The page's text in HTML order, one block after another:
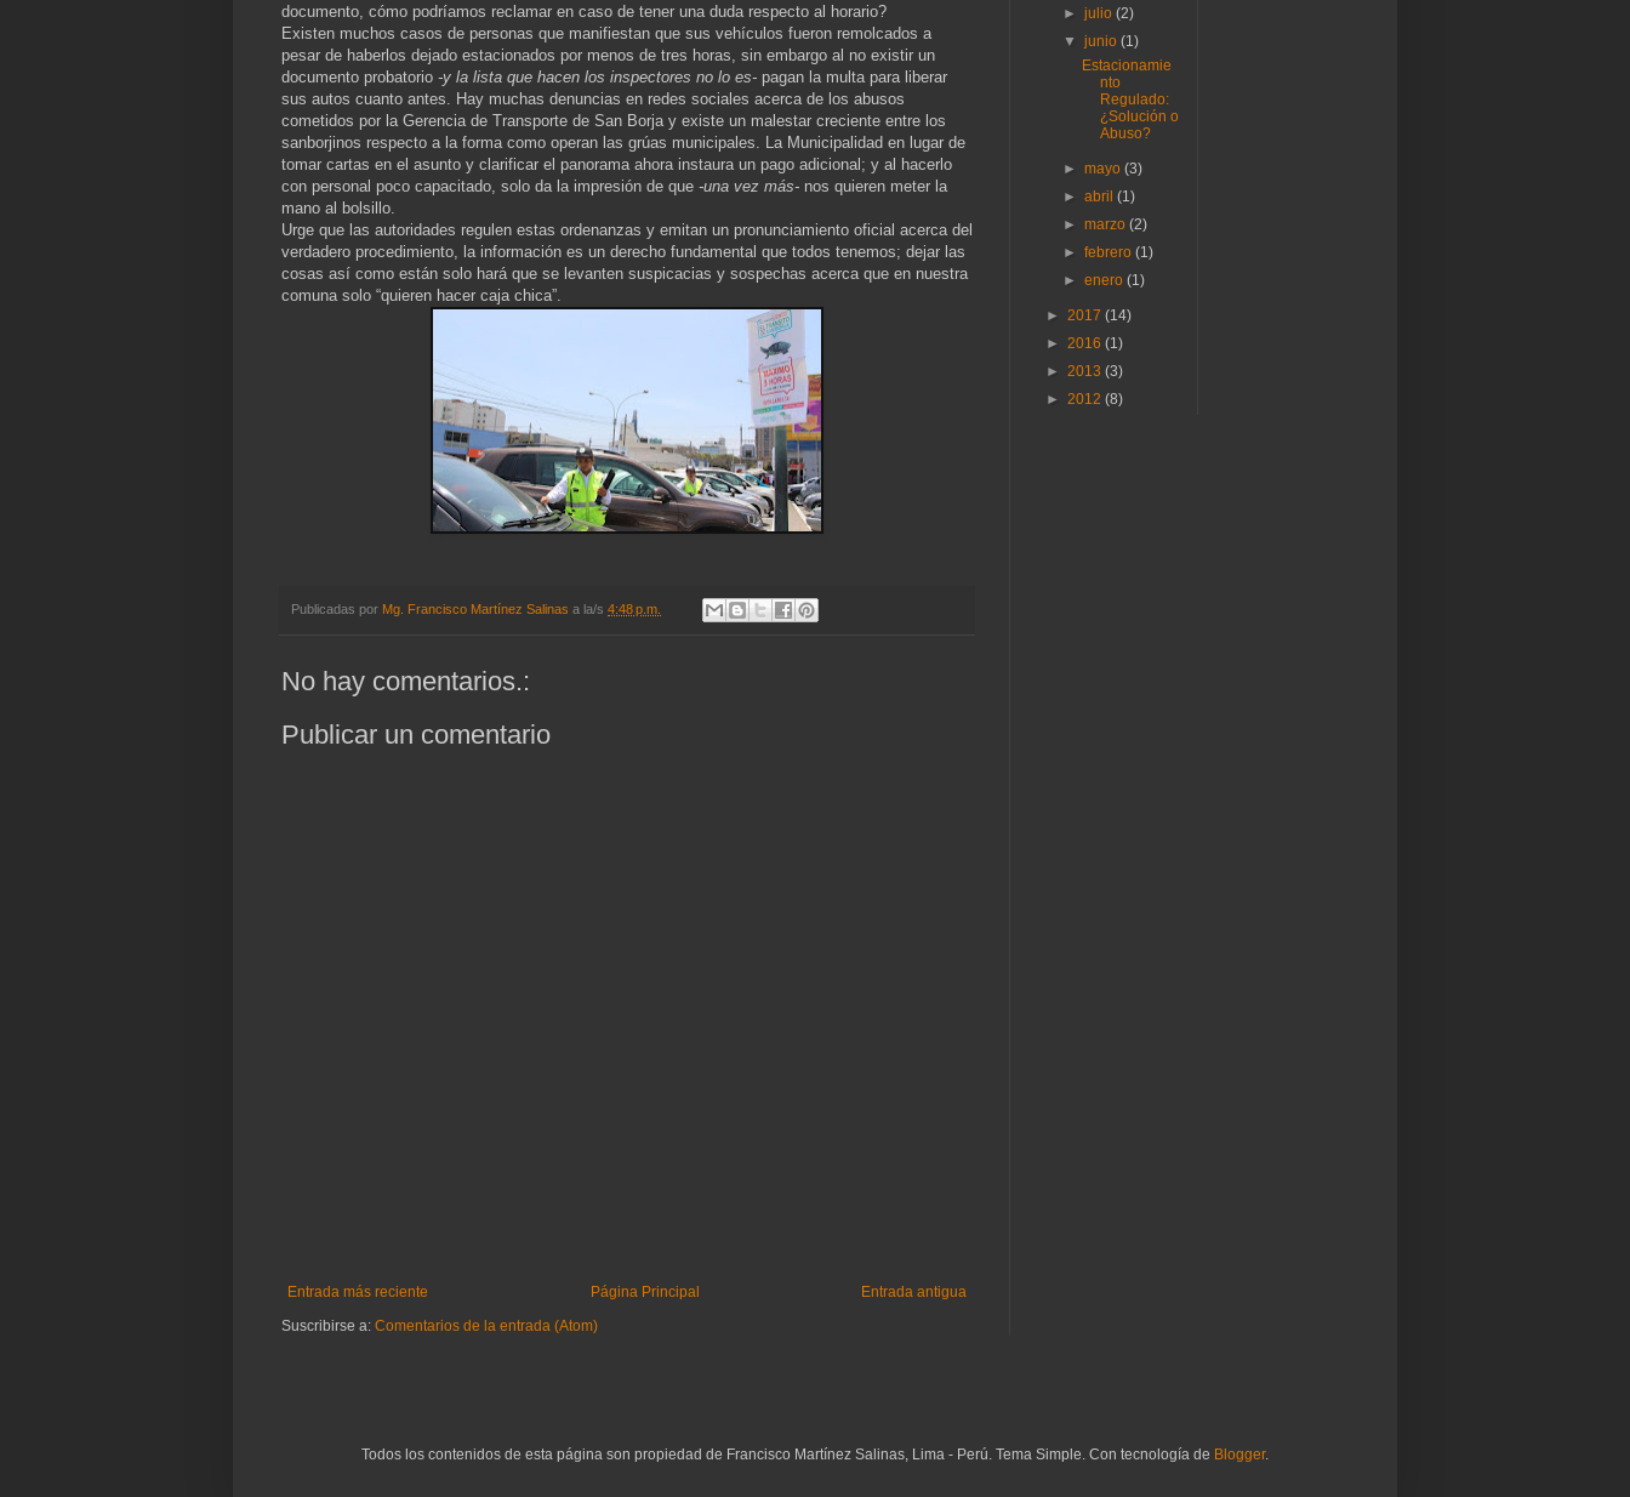
documento, cómo podríamos reclamar en caso de tener una duda respecto al horario?
Existen muchos casos de personas que manifiestan que sus vehículos fueron remolcados a
pesar de haberlos dejado estacionados por menos de tres horas, sin embargo al no existir un
documento probatorio -y la lista que hacen los inspectores no lo es- pagan la multa para liberar
sus autos cuanto antes. Hay muchas denuncias en redes sociales acerca de los abusos
cometidos por la Gerencia de Transporte de San Borja y existe un malestar creciente entre los
sanborjinos respecto a la forma como operan las grúas municipales. La Municipalidad en lugar de
tomar cartas en el asunto y clarificar el panorama ahora instaura un pago adicional; y al hacerlo
con personal poco capacitado, solo da la impresión de que -una vez más- nos quieren meter la
mano al bolsillo.
Urge que las autoridades regulen estas ordenanzas y emitan un pronunciamiento oficial acerca del
verdadero procedimiento, la información es un derecho fundamental que todos tenemos; dejar las
cosas así como están solo hará que se levanten suspicacias y sospechas acerca que en nuestra
comuna solo “quieren hacer caja chica”.
Publicadas por Mg. Francisco Martínez Salinas a la/s 4:48 p.m.
No hay comentarios.:
Publicar un comentario
Entrada más reciente Entrada antigua
Página Principal
Suscribirse a: Comentarios de la entrada (Atom)
►julio(2)
▼junio(1)
Estacionamie
nto
Regulado:
¿Solución o
Abuso?
►mayo(3)
►abril(1)
►marzo(2)
►febrero(1)
►enero(1)
► 2017 (14)
► 2016 (1)
► 2013 (3)
► 2012 (8)
Todos los contenidos de esta página son propiedad de Francisco Martínez Salinas, Lima - Perú. Tema Simple. Con tecnología de Blogger.